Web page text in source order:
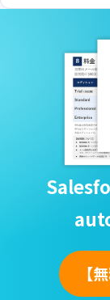
【